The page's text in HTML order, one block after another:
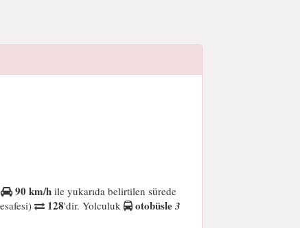
90 km/h ile yukarıda belirtilen sürede
128'dir. Yolculuk otobüsle3